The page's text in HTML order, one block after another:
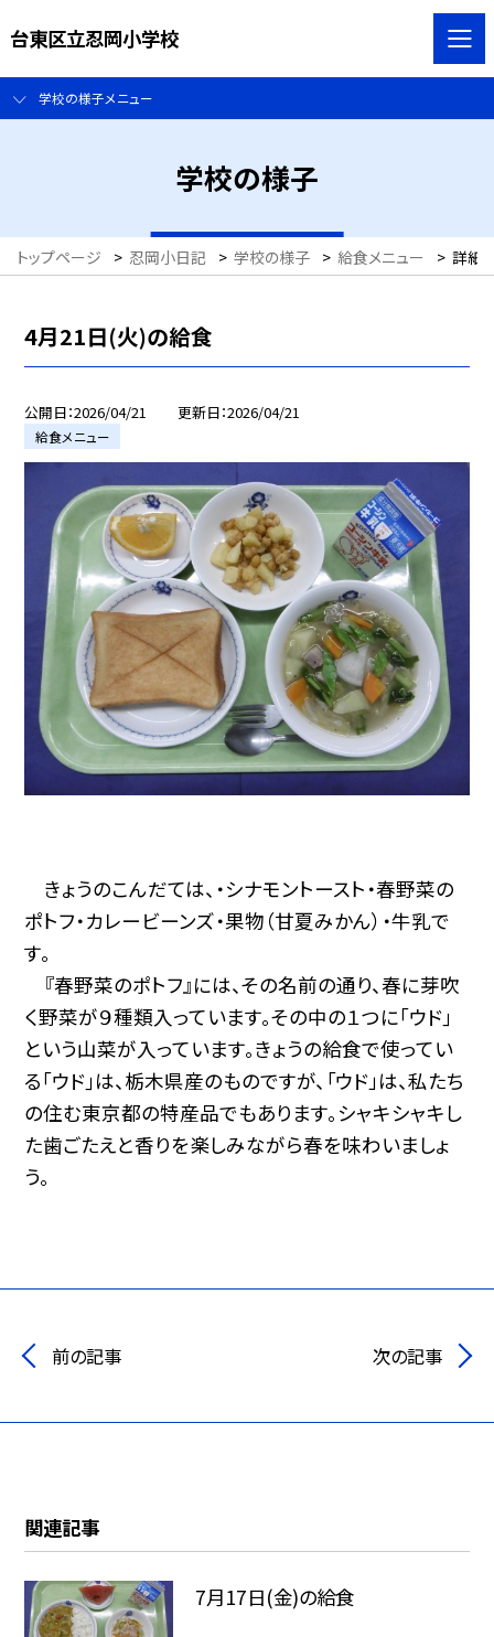
台東区立忍岡小学校
学校の様子メニュー
学校の様子
トップページ > 忍岡小日記 > 学校の様子 > 給食メニュー > 詳細
4月21日(火)の給食
公開日 2026/04/21 更新日 2026/04/21
給食メニュー
きょうのこんだては、・シナモントースト・春野菜の
ポトフ・カレービーンズ・果物（甘夏みかん）・牛乳で
す。
『春野菜のポトフ』には、その名前の通り、春に芽吹
く野菜が９種類入っています。その中の１つに｢ウド｣
という山菜が入っています。きょうの給食で使ってい
る｢ウド｣は、栃木県産のものですが、「ウド」は、私たち
の住む東京都の特産品でもあります。シャキシャキし
た歯ごたえと香りを楽しみながら春を味わいましょ
う。
前の記事 次の記事
関連記事
7月17日(金)の給食